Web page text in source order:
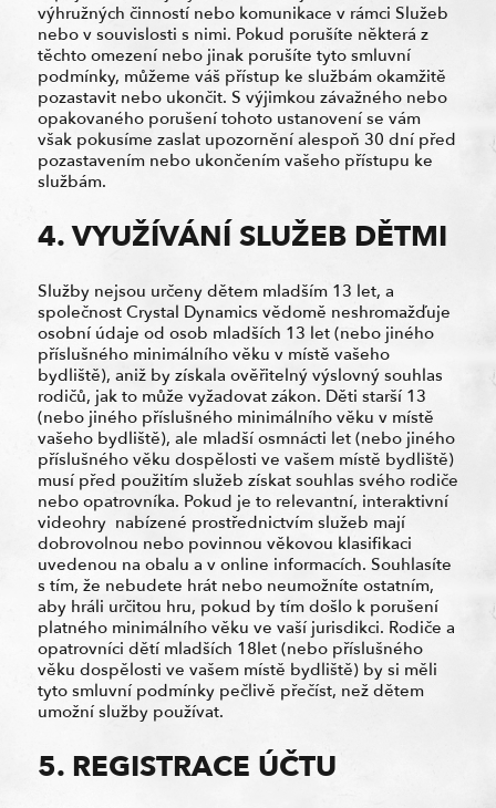
výhružných činností nebo komunikace v rámci Služeb
nebo v souvislosti s nimi. Pokud porušíte některá z
těchto omezení nebo jinak porušíte tyto smluvní
podmínky, můžeme váš přístup ke službám okamžitě
pozastavit nebo ukončit. S výjimkou závažného nebo
opakovaného porušení tohoto ustanovení se vám
však pokusíme zaslat upozornění alespoň 30 dní před
pozastavením nebo ukončením vašeho přístupu ke
službám.
4. VYUŽÍVÁNÍ SLUŽEB DĚTMI
Služby nejsou určeny dětem mladším 13 let, a
společnost Crystal Dynamics vědomě neshromažďuje
osobní údaje od osob mladších 13 let (nebo jiného
příslušného minimálního věku v místě vašeho
bydliště), aniž by získala ověřitelný výslovný souhlas
rodičů, jak to může vyžadovat zákon. Děti starší 13
(nebo jiného příslušného minimálního věku v místě
vašeho bydliště), ale mladší osmnácti let (nebo jiného
příslušného věku dospělosti ve vašem místě bydliště)
musí před použitím služeb získat souhlas svého rodiče
nebo opatrovníka. Pokud je to relevantní, interaktivní
videohry nabízené prostřednictvím služeb mají
dobrovolnou nebo povinnou věkovou klasifikaci
uvedenou na obalu a v online informacích. Souhlasíte
s tím, že nebudete hrát nebo neumožníte ostatním,
aby hráli určitou hru, pokud by tím došlo k porušení
platného minimálního věku ve vaší jurisdikci. Rodiče a
opatrovníci dětí mladších 18let (nebo příslušného
věku dospělosti ve vašem místě bydliště) by si měli
tyto smluvní podmínky pečlivě přečíst, než dětem
umožní služby používat.
5. REGISTRACE ÚČTU